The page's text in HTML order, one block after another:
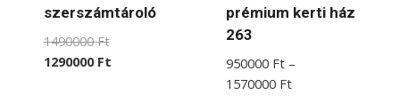
szerszámtároló
1490000FtOriginal
price
1290000 FtCurrent
prémium kerti ház
263
950000 Ft –
1570000 FtÁrtartomány: